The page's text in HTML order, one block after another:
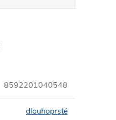
8592201040548
dlouhoprsté